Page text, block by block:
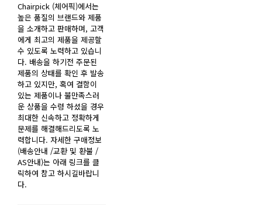
Chairpick (체어픽)에서는
높은 품질의 브랜드와 제품
을 소개하고 판매하며, 고객
에게 최고의 제품을 제공할
수 있도록 노력하고 있습니
다. 배송을 하기전 주문된
제품의 상태를 확인 후 발송
하고 있지만, 혹여 결함이
있는 제품이나 불만족스러
운 상품을 수령 하셨을 경우
최대한 신속하고 정확하게
문제를 해결해드리도록 노
력합니다. 자세한 구매정보
(배송안내 /교환 및 환불 /
AS안내)는 아래 링크를 클
릭하여 참고 하시길바랍니
다.